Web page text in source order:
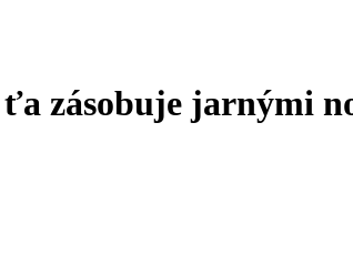
ťa zásobuje jarnými